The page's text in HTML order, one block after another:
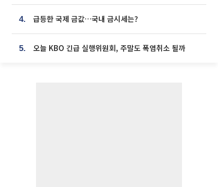
4. 급등한 국제 금값…국내 금시세는?
5. 오늘 KBO 긴급 실행위원회, 주말도 폭염취소 될까